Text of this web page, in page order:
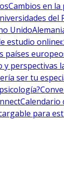
Cambios en la
del
Unido
estudio online
países
y perspectivas
ser tu
Calendario
para